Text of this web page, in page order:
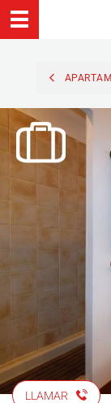
LLAMAR